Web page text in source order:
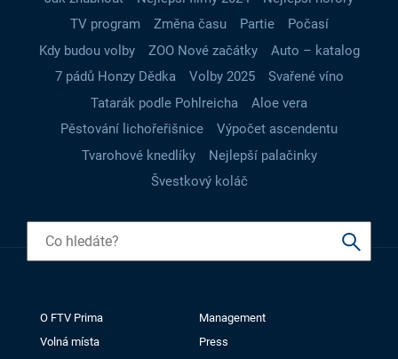
TV program
Změna času Partie
Počasí
Kdy budou volby
ZOO Nové začátky
Auto – katalog
7 pádů Honzy Dědka
Volby 2025
Svařené víno
Tatarák podle Pohlreicha
Aloe vera
Pěstování lichořeřišnice
Výpočet ascendentu
Tvarohové knedlíky
Nejlepší palačinky
Švestkový koláč
O FTV Prima
Management
Volná místa
Press